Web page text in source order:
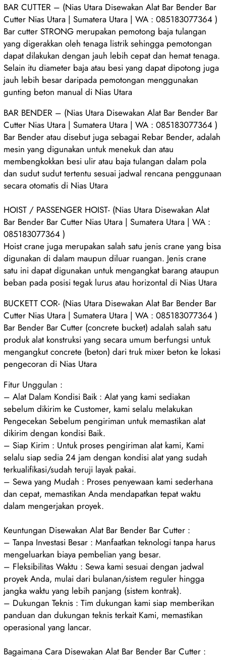
BAR CUTTER – (Nias Utara Disewakan Alat Bar Bender Bar
Cutter Nias Utara | Sumatera Utara | WA : 085183077364 )
Bar cutter STRONG merupakan pemotong baja tulangan
yang digerakkan oleh tenaga listrik sehingga pemotongan
dapat dilakukan dengan jauh lebih cepat dan hemat tenaga.
Selain itu diameter baja atau besi yang dapat dipotong juga
jauh lebih besar daripada pemotongan menggunakan
gunting beton manual di Nias Utara
BAR BENDER – (Nias Utara Disewakan Alat Bar Bender Bar
Cutter Nias Utara | Sumatera Utara | WA : 085183077364 )
Bar Bender atau disebut juga sebagai Rebar Bender, adalah
mesin yang digunakan untuk menekuk dan atau
membengkokkan besi ulir atau baja tulangan dalam pola
dan sudut sudut tertentu sesuai jadwal rencana penggunaan
secara otomatis di Nias Utara
HOIST / PASSENGER HOIST- (Nias Utara Disewakan Alat
Bar Bender Bar Cutter Nias Utara | Sumatera Utara | WA :
085183077364 )
Hoist crane juga merupakan salah satu jenis crane yang bisa
digunakan di dalam maupun diluar ruangan. Jenis crane
satu ini dapat digunakan untuk mengangkat barang ataupun
beban pada posisi tegak lurus atau horizontal di Nias Utara
BUCKETT COR- (Nias Utara Disewakan Alat Bar Bender Bar
Cutter Nias Utara | Sumatera Utara | WA : 085183077364 )
Bar Bender Bar Cutter (concrete bucket) adalah salah satu
produk alat konstruksi yang secara umum berfungsi untuk
mengangkut concrete (beton) dari truk mixer beton ke lokasi
pengecoran di Nias Utara
Fitur Unggulan :
– Alat Dalam Kondisi Baik : Alat yang kami sediakan
sebelum dikirim ke Customer, kami selalu melakukan
Pengecekan Sebelum pengiriman untuk memastikan alat
dikirim dengan kondisi Baik.
– Siap Kirim : Untuk proses pengiriman alat kami, Kami
selalu siap sedia 24 jam dengan kondisi alat yang sudah
terkualifikasi/sudah teruji layak pakai.
– Sewa yang Mudah : Proses penyewaan kami sederhana
dan cepat, memastikan Anda mendapatkan tepat waktu
dalam mengerjakan proyek.
Keuntungan Disewakan Alat Bar Bender Bar Cutter :
– Tanpa Investasi Besar : Manfaatkan teknologi tanpa harus
mengeluarkan biaya pembelian yang besar.
– Fleksibilitas Waktu : Sewa kami sesuai dengan jadwal
proyek Anda, mulai dari bulanan/sistem reguler hingga
jangka waktu yang lebih panjang (sistem kontrak).
– Dukungan Teknis : Tim dukungan kami siap memberikan
panduan dan dukungan teknis terkait Kami, memastikan
operasional yang lancar.
Bagaimana Cara Disewakan Alat Bar Bender Bar Cutter :